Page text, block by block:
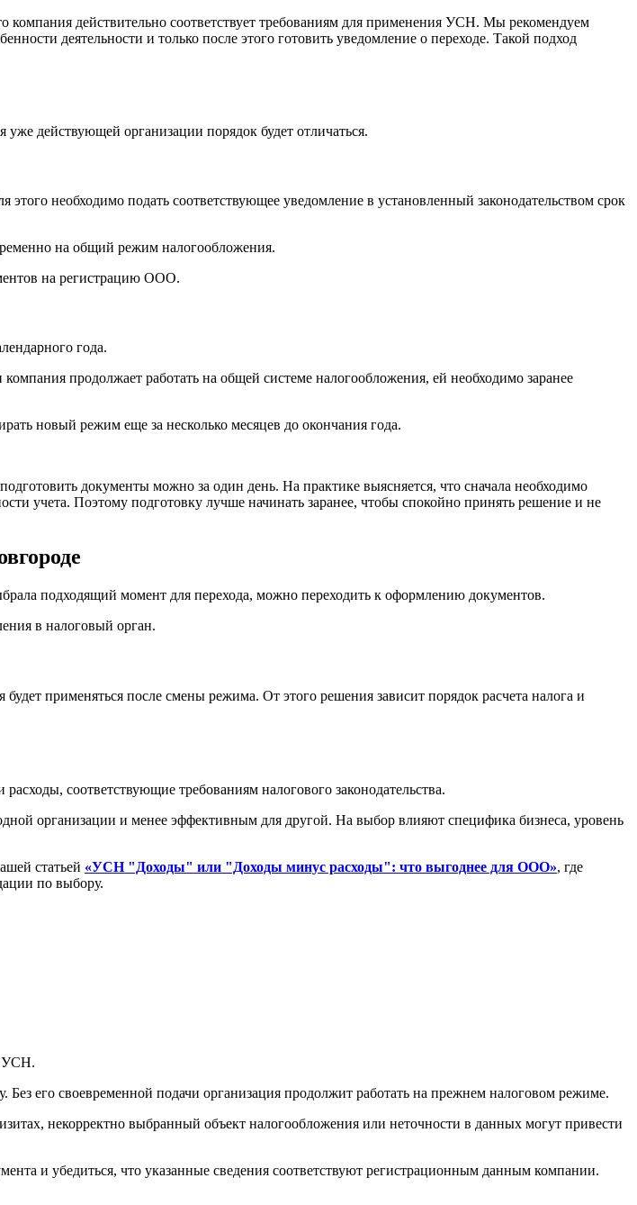
действительно соответствует требованиям для применения УСН. Мы рекомендуем
деятельности и только после этого готовить уведомление о переходе. Такой подход
действующей организации порядок будет отличаться.
необходимо подать соответствующее уведомление в установленный законодательством срок
на общий режим налогообложения.
на регистрацию ООО.
года.
продолжает работать на общей системе налогообложения, ей необходимо заранее
новый режим еще за несколько месяцев до окончания года.
документы можно за один день. На практике выясняется, что сначала необходимо
учета. Поэтому подготовку лучше начинать заранее, чтобы спокойно принять решение и не
подходящий момент для перехода, можно переходить к оформлению документов.
в налоговый орган.
применяться после смены режима. От этого решения зависит порядок расчета налога и
соответствующие требованиям налогового законодательства.
организации и менее эффективным для другой. На выбор влияют специфика бизнеса, уровень
статьей «УСН "Доходы" или "Доходы минус расходы": что выгоднее для ООО», где
по выбору.
УСН.
его своевременной подачи организация продолжит работать на прежнем налоговом режиме.
некорректно выбранный объект налогообложения или неточности в данных могут привести
и убедиться, что указанные сведения соответствуют регистрационным данным компании.